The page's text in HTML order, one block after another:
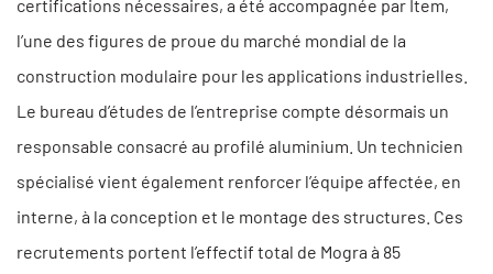
certifications nécessaires, a été accompagnée par Item,
l’une des figures de proue du marché mondial de la
construction modulaire pour les applications industrielles.
Le bureau d’études de l’entreprise compte désormais un
responsable consacré au profilé aluminium. Un technicien
spécialisé vient également renforcer l’équipe affectée, en
interne, à la conception et le montage des structures. Ces
recrutements portent l’effectif total de Mogra à 85